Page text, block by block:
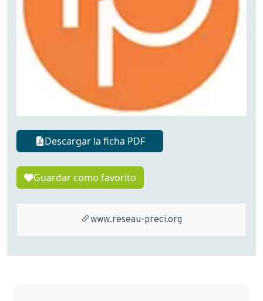
Descargar la ficha PDF
Guardar como favorito
www.reseau-preci.org